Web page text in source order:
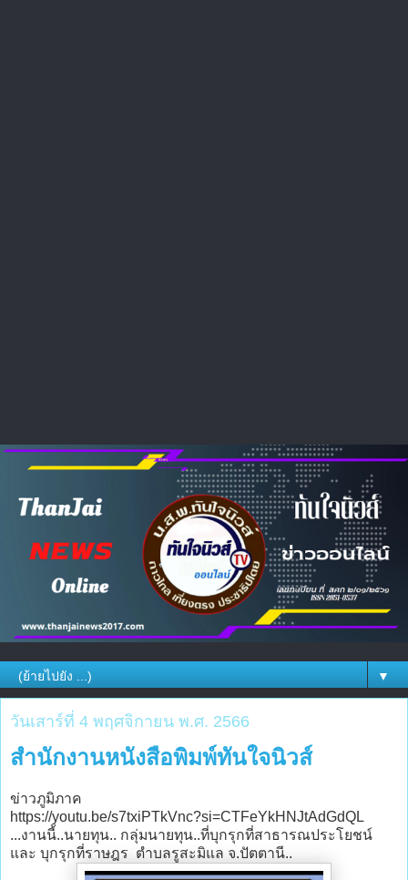
▼
วันเสาร์ที่ 4 พฤศจิกายน พ.ศ. 2566
สำนักงานหนังสือพิมพ์ทันใจนิวส์
ข่าวภูมิภาค
https://youtu.be/s7txiPTkVnc?si=CTFeYkHNJtAdGdQL
...งานนี้..นายทุน.. กลุ่มนายทุน..ที่บุกรุกที่สาธารณประโยชน์
และ บุกรุกที่ราษฎร ตำบลรูสะมิแล จ.ปัตตานี..